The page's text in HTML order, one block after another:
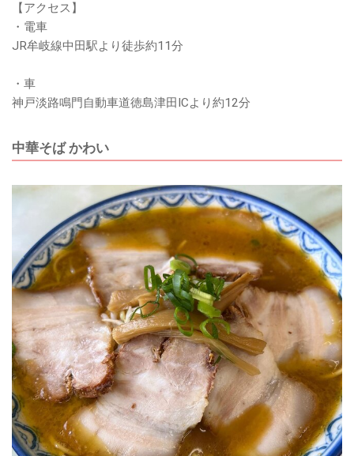
【アクセス】
・電車
JR牟岐線中田駅より徒歩約11分
・車
神戸淡路鳴門自動車道徳島津田ICより約12分
中華そば かわい